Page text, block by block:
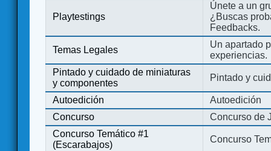
Playtestings
Únete a un
¿Buscas
Feedbacks.
Temas Legales
Un apartado
experiencias.
Pintado y cuidado de miniaturas
y componentes
Pintado y
Autoedición
Autoedición
Concurso
Concurso de
Concurso Temático #1
(Escarabajos)
Concurso